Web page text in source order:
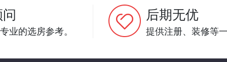
业的选房参考。
后期无优
提供注册、装修等